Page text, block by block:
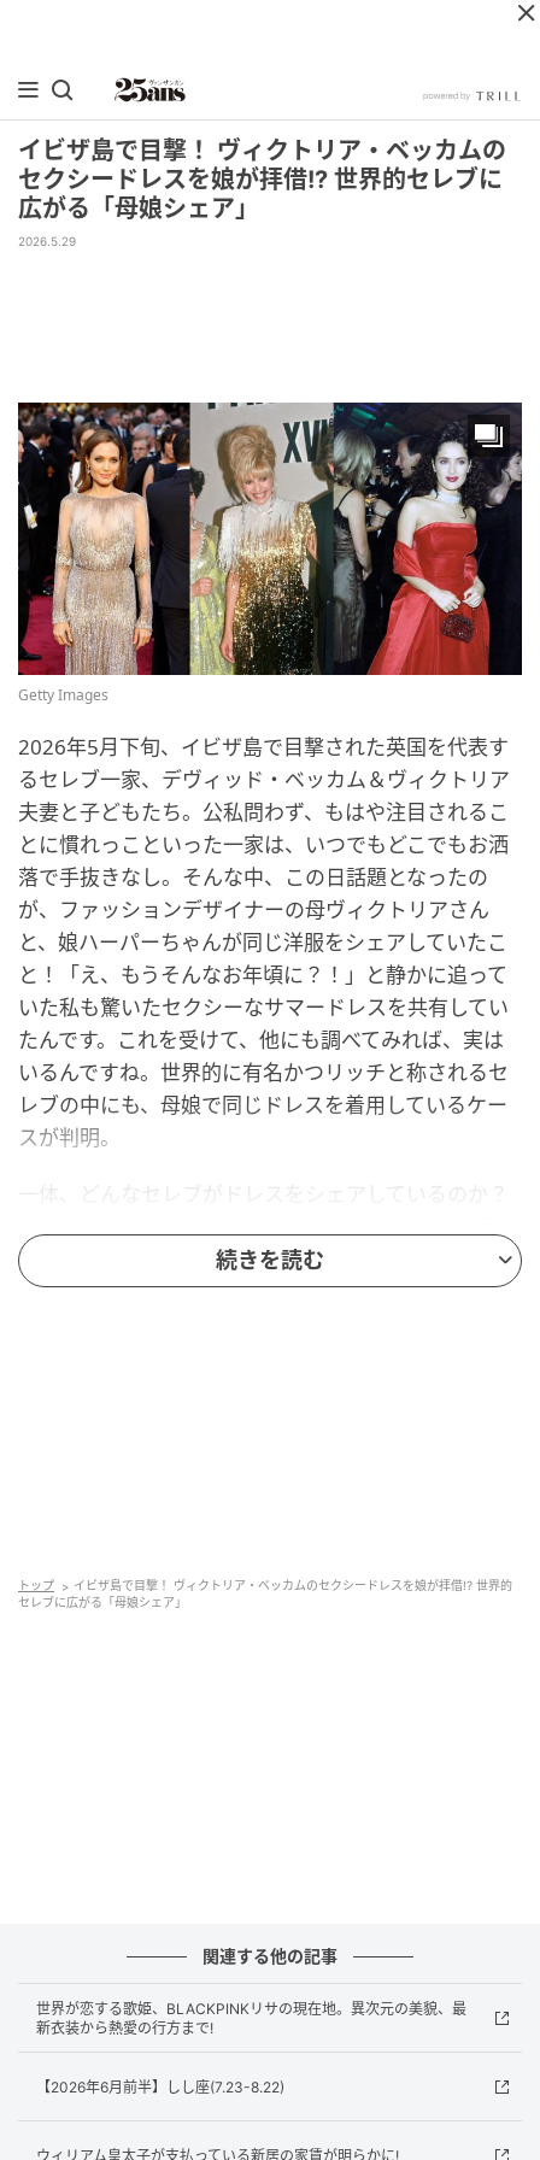
イビザ島で目撃！ ヴィクトリア・ベッカムの
セクシードレスを娘が拝借!? 世界的セレブに
広がる「母娘シェア」
2026.5.29
Getty Images
2026年5月下旬、イビザ島で目撃された英国を代表す
るセレブ一家、デヴィッド・ベッカム＆ヴィクトリア
夫妻と子どもたち。公私問わず、もはや注目されるこ
とに慣れっこといった一家は、いつでもどこでもお洒
落で手抜きなし。そんな中、この日話題となったの
が、ファッションデザイナーの母ヴィクトリアさん
と、娘ハーパーちゃんが同じ洋服をシェアしていたこ
と！「え、もうそんなお年頃に？！」と静かに追って
いた私も驚いたセクシーなサマードレスを共有してい
たんです。これを受けて、他にも調べてみれば、実は
いるんですね。世界的に有名かつリッチと称されるセ
レブの中にも、母娘で同じドレスを着用しているケー
スが判明。
一体、どんなセレブがドレスをシェアしているのか？
まで、共有の年月に幅こそありますが、ファッション
センスはその人を表し、やっぱり母娘は似る！ 母娘の
が、ブラウン系の花柄キャミソールドレスにタン色の
バッグ、ツバの大きな帽子姿が目撃され、その数日
ナチュラルにおろしたストレートのロングヘアしか
り、とにかくどんどんソックリスタイルになっていく
ハーパー＆ヴィクトリア母娘ですが、唯一違うのは
靴！
外反母趾になろうが、ビーチだろうが、意地でもヒー
続きを読む
トップ
イビザ島で目撃！ ヴィクトリア・ベッカムのセクシードレスを娘が拝借!? 世界的
セレブに広がる「母娘シェア」
関連する他の記事
世界が恋する歌姫、BLACKPINKリサの現在地。異次元の美貌、最
新衣装から熱愛の行方まで!
【2026年6月前半】しし座(7.23-8.22)
ウィリアム皇太子が支払っている新居の家賃が明らかに!